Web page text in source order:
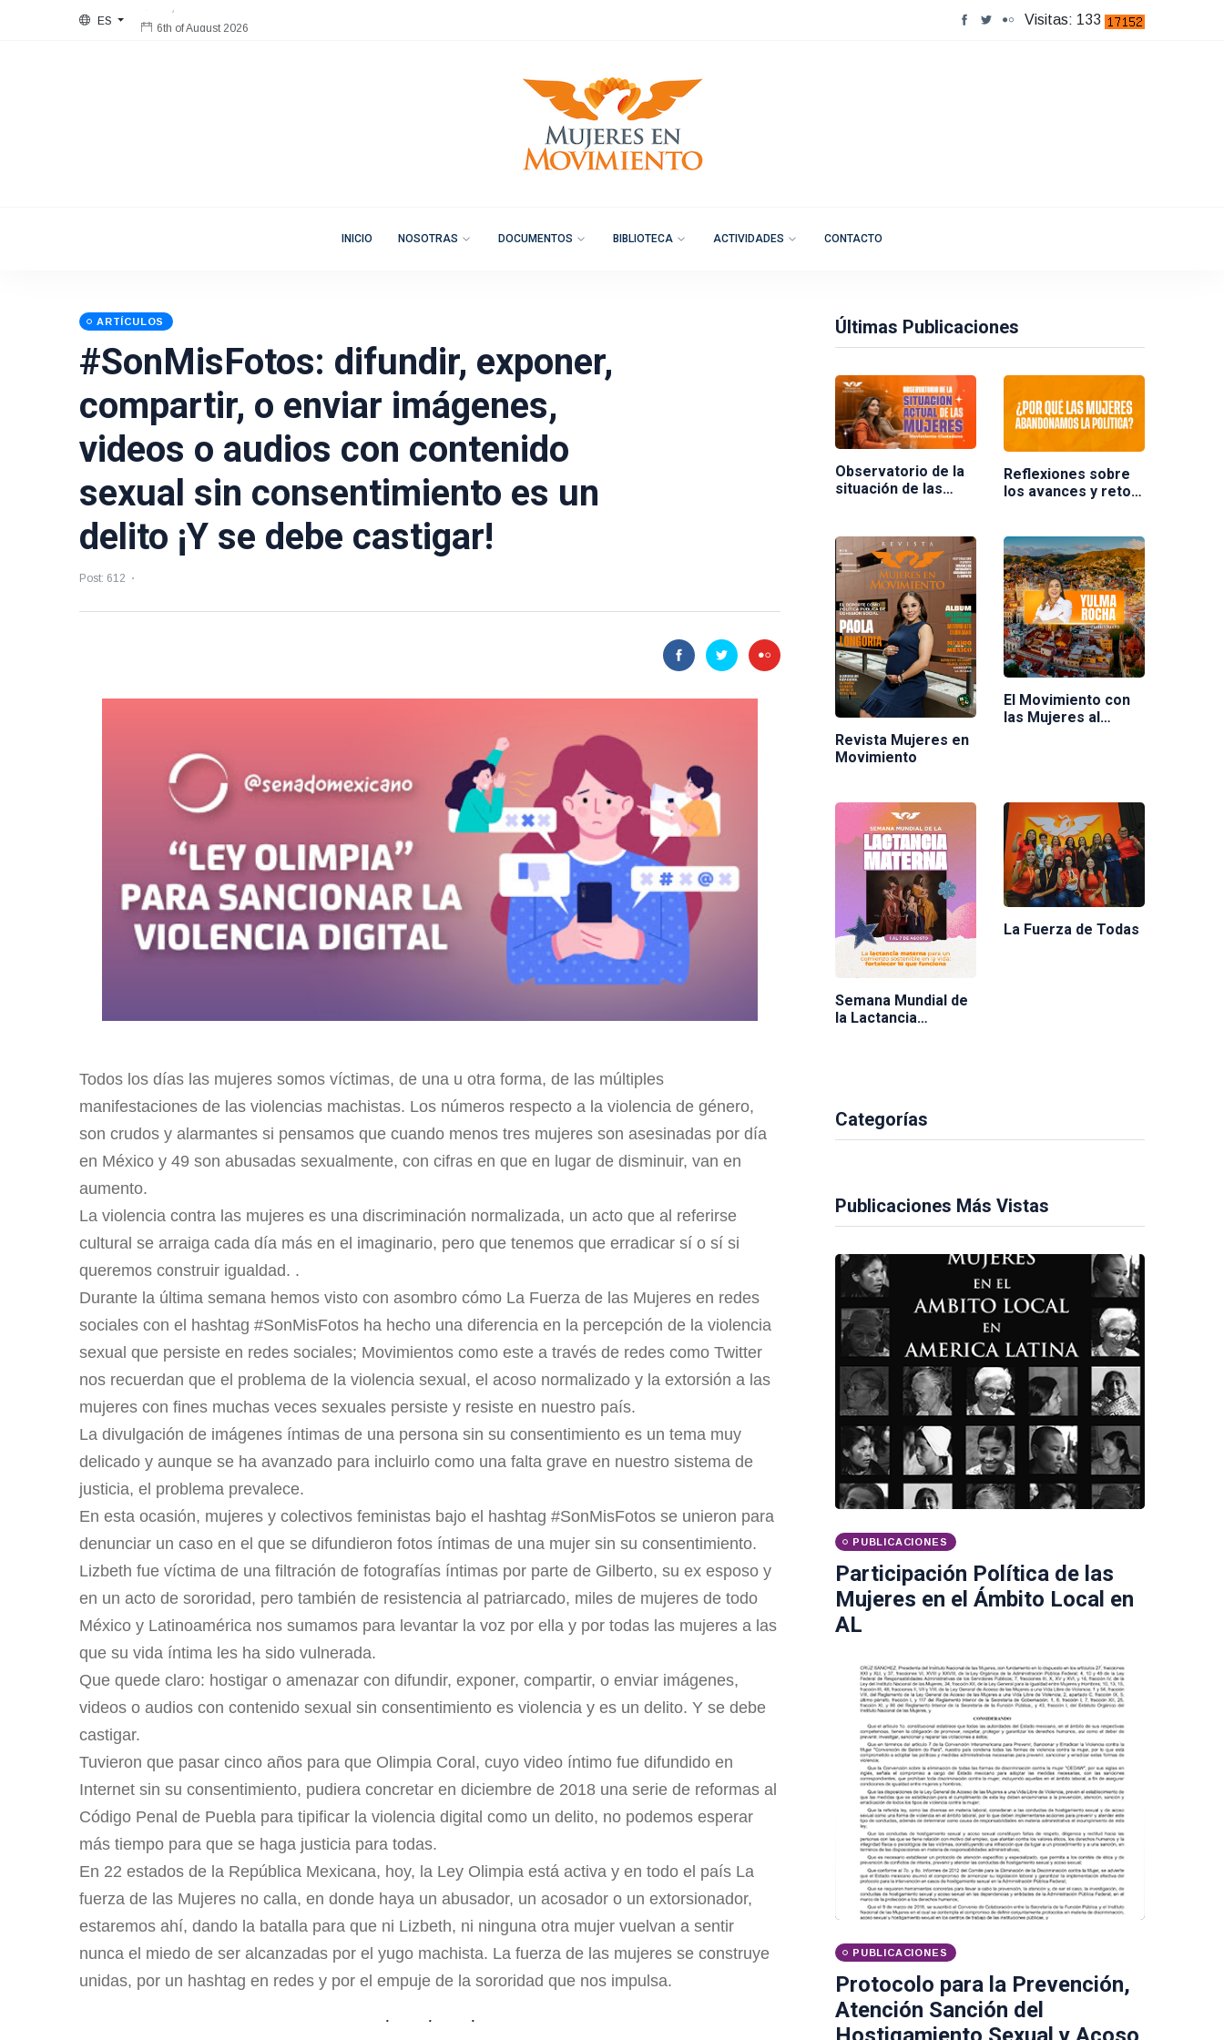
ES
6th of August 2026
Visitas: 133
INICIO NOSOTRAS DOCUMENTOS BIBLIOTECA ACTIVIDADES CONTACTO
ARTÍCULOS
#SonMisFotos: difundir, exponer,
compartir, o enviar imágenes,
videos o audios con contenido
sexual sin consentimiento es un
delito ¡Y se debe castigar!
Post: 612
Todos los días las mujeres somos víctimas, de una u otra forma, de las múltiples
manifestaciones de las violencias machistas. Los números respecto a la violencia de género,
son crudos y alarmantes si pensamos que cuando menos tres mujeres son asesinadas por día
en México y 49 son abusadas sexualmente, con cifras en que en lugar de disminuir, van en
aumento.
La violencia contra las mujeres es una discriminación normalizada, un acto que al referirse
cultural se arraiga cada día más en el imaginario, pero que tenemos que erradicar sí o sí si
queremos construir igualdad. .
Durante la última semana hemos visto con asombro cómo La Fuerza de las Mujeres en redes
sociales con el hashtag #SonMisFotos ha hecho una diferencia en la percepción de la violencia
sexual que persiste en redes sociales; Movimientos como este a través de redes como Twitter
nos recuerdan que el problema de la violencia sexual, el acoso normalizado y la extorsión a las
mujeres con fines muchas veces sexuales persiste y resiste en nuestro país.
La divulgación de imágenes íntimas de una persona sin su consentimiento es un tema muy
delicado y aunque se ha avanzado para incluirlo como una falta grave en nuestro sistema de
justicia, el problema prevalece.
En esta ocasión, mujeres y colectivos feministas bajo el hashtag #SonMisFotos se unieron para
denunciar un caso en el que se difundieron fotos íntimas de una mujer sin su consentimiento.
Lizbeth fue víctima de una filtración de fotografías íntimas por parte de Gilberto, su ex esposo y
en un acto de sororidad, pero también de resistencia al patriarcado, miles de mujeres de todo
México y Latinoamérica nos sumamos para levantar la voz por ella y por todas las mujeres a las
que su vida íntima les ha sido vulnerada.
Que quede claro: hostigar o amenazar con difundir, exponer, compartir, o enviar imágenes,
videos o audios con contenido sexual sin consentimiento es violencia y es un delito. Y se debe
castigar.
Tuvieron que pasar cinco años para que Olimpia Coral, cuyo video íntimo fue difundido en
Internet sin su consentimiento, pudiera concretar en diciembre de 2018 una serie de reformas al
Código Penal de Puebla para tipificar la violencia digital como un delito, no podemos esperar
más tiempo para que se haga justicia para todas.
En 22 estados de la República Mexicana, hoy, la Ley Olimpia está activa y en todo el país La
fuerza de las Mujeres no calla, en donde haya un abusador, un acosador o un extorsionador,
estaremos ahí, dando la batalla para que ni Lizbeth, ni ninguna otra mujer vuelvan a sentir
nunca el miedo de ser alcanzadas por el yugo machista. La fuerza de las mujeres se construye
unidas, por un hashtag en redes y por el empuje de la sororidad que nos impulsa.
Últimas Publicaciones
Observatorio de la
situación de las
Ciudadano
Reflexiones sobre
los avances y retos
Ponente Nuria
Varela
Revista Mujeres en
Movimiento
El Movimiento con
las Mujeres al
Semana Mundial de
la Lactancia
La Fuerza de Todas
Categorías
Publicaciones Más Vistas
PUBLICACIONES
Participación Política de las
Mujeres en el Ámbito Local en
AL
PUBLICACIONES
Protocolo para la Prevención,
Atención Sanción del